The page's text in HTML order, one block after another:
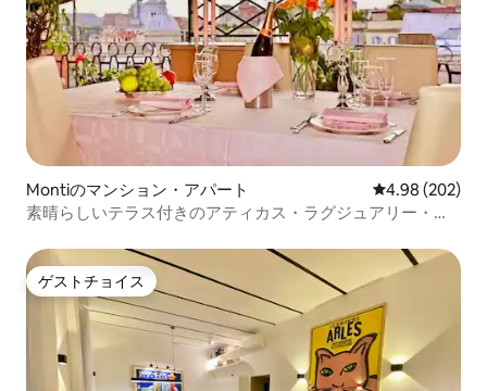
Montiのマンション・アパート レビュー202
4.98 (202)
素晴らしいテラス付きのアティカス・ラグジュアリー・ペ
ゲストチョイス
ゲストチョイス